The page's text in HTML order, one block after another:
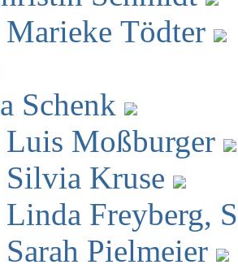
Tödter
Schenk
Moßburger
Kruse
Linda Freyberg,
Pielmeier